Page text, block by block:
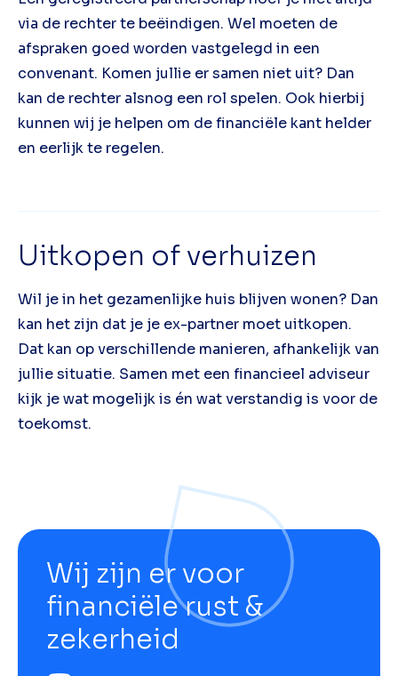
via de rechter te beëindigen. Wel moeten de
afspraken goed worden vastgelegd in een
convenant. Komen jullie er samen niet uit? Dan
kan de rechter alsnog een rol spelen. Ook hierbij
kunnen wij je helpen om de financiële kant helder
en eerlijk te regelen.
Uitkopen of verhuizen
Wil je in het gezamenlijke huis blijven wonen? Dan
kan het zijn dat je je ex-partner moet uitkopen.
Dat kan op verschillende manieren, afhankelijk van
jullie situatie. Samen met een financieel adviseur
kijk je wat mogelijk is én wat verstandig is voor de
toekomst.
Wij zijn er voor
financiële rust &
zekerheid